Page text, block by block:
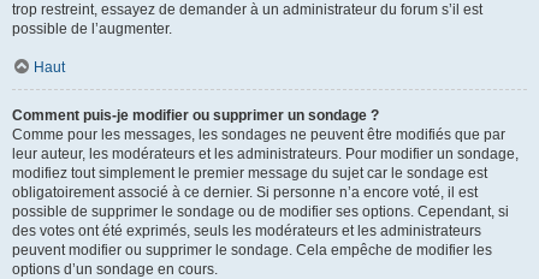
trop restreint, essayez de demander à un administrateur du forum s’il est
possible de l’augmenter.
Haut
Comment puis-je modifier ou supprimer un sondage ?
Comme pour les messages, les sondages ne peuvent être modifiés que par
leur auteur, les modérateurs et les administrateurs. Pour modifier un sondage,
modifiez tout simplement le premier message du sujet car le sondage est
obligatoirement associé à ce dernier. Si personne n’a encore voté, il est
possible de supprimer le sondage ou de modifier ses options. Cependant, si
des votes ont été exprimés, seuls les modérateurs et les administrateurs
peuvent modifier ou supprimer le sondage. Cela empêche de modifier les
options d’un sondage en cours.